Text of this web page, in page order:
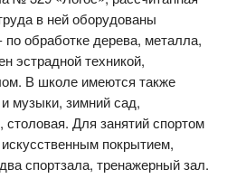
в ней оборудованы
обработке дерева, металла,
эстрадной техникой,
В школе имеются также
музыки, зимний сад,
Для занятий спортом
покрытием,
спортзала, тренажерный зал.